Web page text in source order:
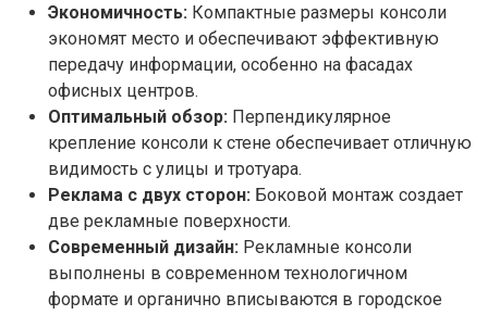
Экономичность: Компактные размеры консоли
экономят место и обеспечивают эффективную
передачу информации, особенно на фасадах
офисных центров.
Оптимальный обзор: Перпендикулярное
крепление консоли к стене обеспечивает отличную
видимость с улицы и тротуара.
Реклама с двух сторон: Боковой монтаж создает
две рекламные поверхности.
Современный дизайн: Рекламные консоли
выполнены в современном технологичном
формате и органично вписываются в городское